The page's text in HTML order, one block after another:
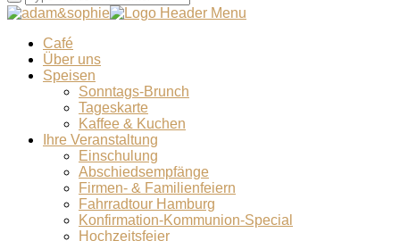
Café
Über uns
Speisen
Sonntags-Brunch
Tageskarte
Kaffee & Kuchen
Ihre Veranstaltung
Einschulung
Abschiedsempfänge
Firmen- & Familienfeiern
Fahrradtour Hamburg
Konfirmation-Kommunion-Special
Hochzeitsfeier